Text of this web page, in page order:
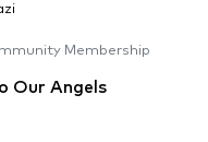
Membership
Our Angels